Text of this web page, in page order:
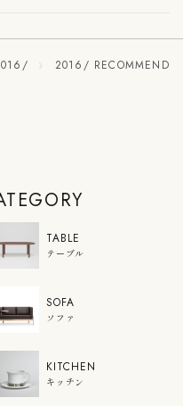
2016/
TABLE
テーブル
SOFA
ソファ
KITCHEN
キッチン